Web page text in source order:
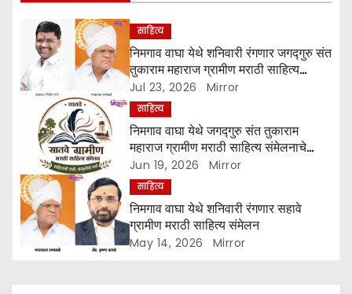
g
a
o
n
साहित्य
निमगाव वाघा येथे शनिवारी रंगणार जगद्गुरु संत
तुकाराम महाराज ग्रामीण मराठी साहित्य
संमेलन
Jul 23, 2026 Mirror
साहित्य
निमगाव वाघा येथे जगद्गुरु संत तुकाराम
महाराज ग्रामीण मराठी साहित्य संमेलनाचे
आयोजन
Jun 19, 2026 Mirror
साहित्य
निमगाव वाघा येथे शनिवारी रंगणार सहावे
ग्रामीण मराठी साहित्य संमेलन
May 14, 2026 Mirror